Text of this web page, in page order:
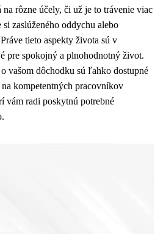
rôzne účely, či už je to trávenie viac
zaslúženého oddychu alebo
tieto aspekty života sú v
pre spokojný a plnohodnotný život.
vašom dôchodku sú ľahko dostupné
kompetentných pracovníkov
vám radi poskytnú potrebné